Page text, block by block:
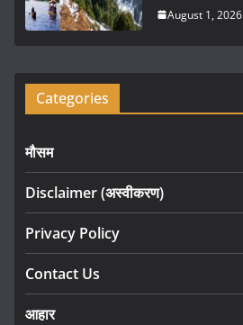
August 1, 2026
Categories
मौसम
Disclaimer (अस्वीकरण)
Privacy Policy
Contact Us
आहार